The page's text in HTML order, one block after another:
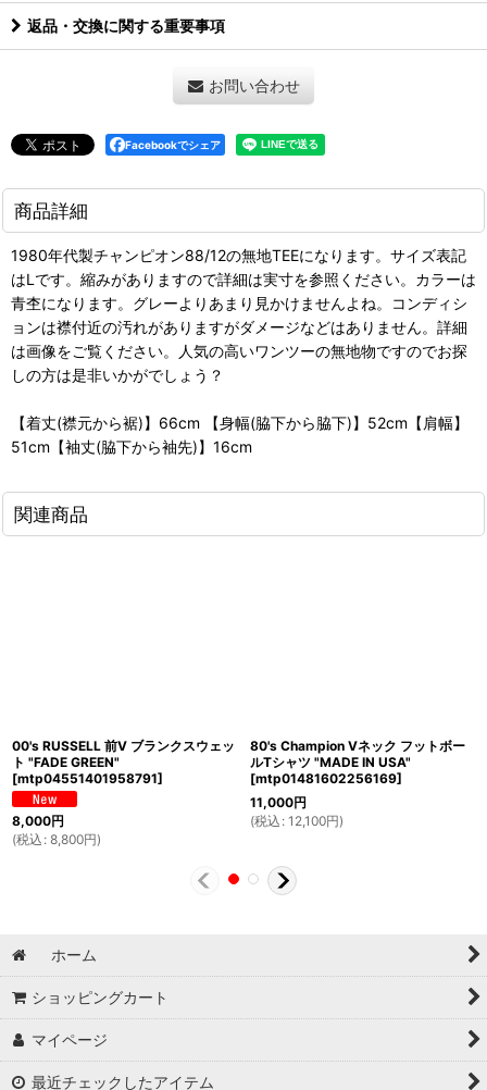
返品・交換に関する重要事項
お問い合わせ
Facebookでシェア
商品詳細
1980年代製チャンピオン88/12の無地TEEになります。サイズ表記
はLです。縮みがありますので詳細は実寸を参照ください。カラーは
青杢になります。グレーよりあまり見かけませんよね。コンディシ
ョンは襟付近の汚れがありますがダメージなどはありません。詳細
は画像をご覧ください。人気の高いワンツーの無地物ですのでお探
しの方は是非いかがでしょう？
【着丈(襟元から裾)】66cm 【身幅(脇下から脇下)】52cm【肩幅】
51cm【袖丈(脇下から袖先)】16cm
関連商品
00's RUSSELL 前V ブランクスウェッ
ト "FADE GREEN"
[mtp04551401958791]
8,000円
(税込 : 8,800円)
80's Champion Vネック フットボー
ルTシャツ "MADE IN USA"
[mtp01481602256169]
11,000円
(税込 : 12,100円)
ホーム
ショッピングカート
マイページ
最近チェックしたアイテム